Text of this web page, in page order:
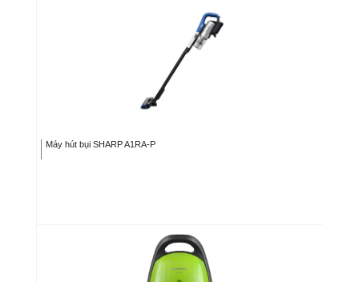
Máy hút bụi SHARP A1RA-P